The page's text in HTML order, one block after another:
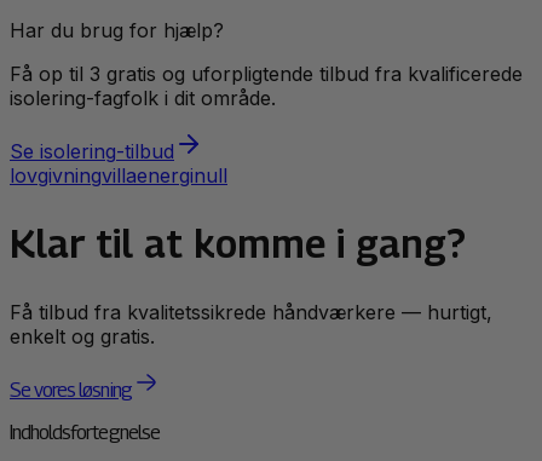
Har du brug for hjælp?
Få op til 3 gratis og uforpligtende tilbud fra kvalificerede
isolering-fagfolk i dit område.
Se isolering-tilbud
lovgivningvillaenerginull
Klar til at komme i gang?
Få tilbud fra kvalitetssikrede håndværkere — hurtigt,
enkelt og gratis.
Se vores løsning
Indholdsfortegnelse